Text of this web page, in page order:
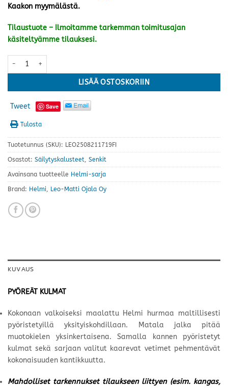
Kaakon myymälästä.
Tilaustuote – Ilmoitamme tarkemman toimitusajan
käsiteltyämme tilauksesi.
Helmi senkki nro 18, valkoinen määrä
LISÄÄ OSTOSKORIIN
Tweet Save
Tulosta
Tuotetunnus (SKU): LEO2508211719FI
Osastot: Säilytyskalusteet, Senkit
Avainsana tuotteelle Helmi-sarja
Brand: Helmi, Leo-Matti Ojala Oy
KUVAUS
PYÖREÄT KULMAT
Kokonaan valkoiseksi maalattu Helmi hurmaa maltillisesti
pyöristetyillä yksityiskohdillaan. Matala jalka pitää
muotokielen yksinkertaisena. Samalla kannen pyöristetyt
kulmat sekä sarjaan valitut kaarevat vetimet pehmentävät
kokonaisuuden kantikkuutta.
Mahdolliset tarkennukset tilaukseen liittyen (esim. kangas,